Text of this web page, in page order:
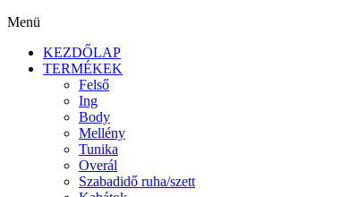
Menü
KEZDŐLAP
TERMÉKEK
Felső
Ing
Body
Mellény
Tunika
Overál
Szabadidő ruha/szett